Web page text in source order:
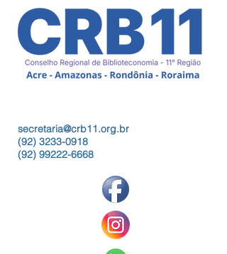
secretaria@crb11.org.br
(92) 3233-0918
(92) 99222-6668